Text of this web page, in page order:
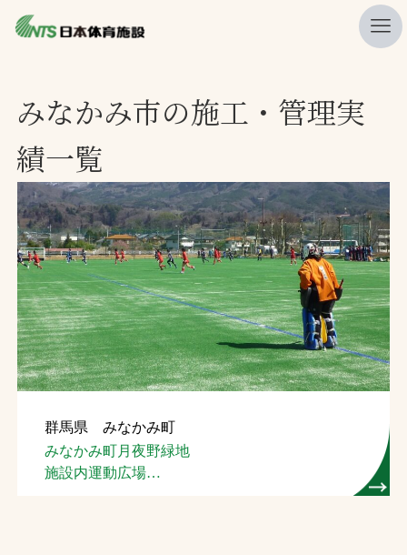
ニュース
プレスリリース
レポート
製品・サービス一覧
施工・管理実績一覧
会社概要
採用情報
検索
お問合せ
みなかみ市の施工・管理実
績一覧
群馬県 みなかみ町
みなかみ町月夜野緑地
施設内運動広場